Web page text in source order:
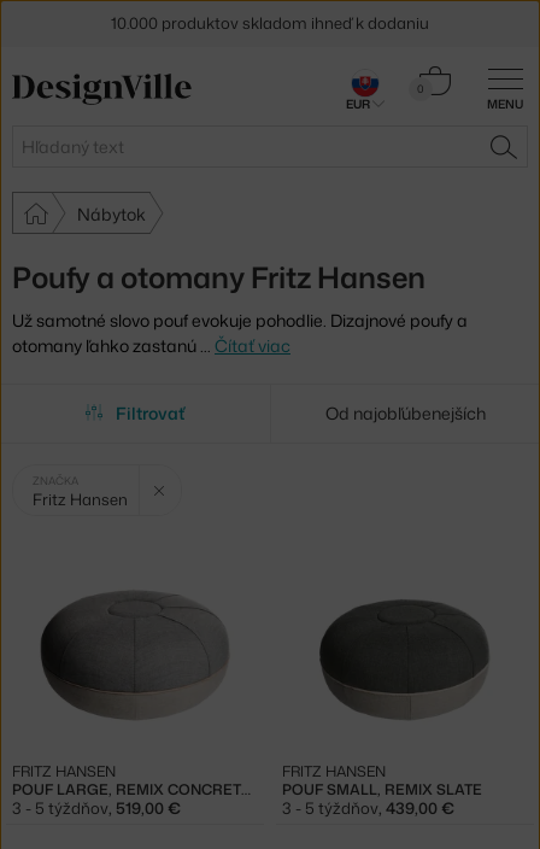
MENU
Hľadať
0
Košík
Nábytok
Poufy a otomany Fritz Hansen
Už samotné slovo pouf evokuje pohodlie. Dizajnové poufy a
otomany ľahko zastanú … Čítať viac
Filtrovať Od najobľúbenejších
Vybrané
filtry:
ZNAČKA
Fritz Hansen
POUF LARGE, REMIX CONCRETE 133
FRITZ HANSEN
3 - 5 týždňov 519,00 €
POUF SMALL, REMIX SLATE
FRITZ HANSEN
3 - 5 týždňov 439,00 €
10.000 produktov skladom ihneď k dodaniu
30 dní na vrátenie tovaru
EUR